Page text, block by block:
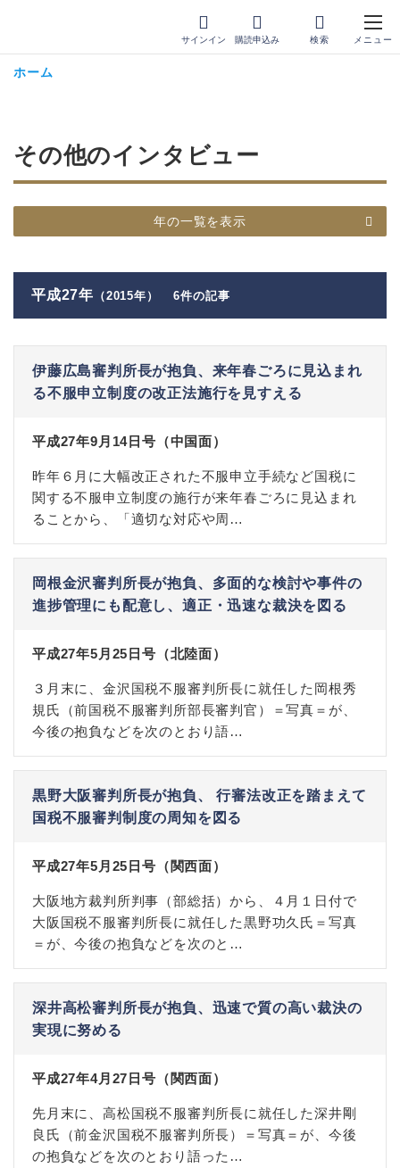
サインイン 購読申込み
ホーム
その他のインタビュー
年の一覧を表示
平成27年 （2015年） 6件の記事
伊藤広島審判所長が抱負、来年春ごろに見込まれ
る不服申立制度の改正法施行を見すえる
平成27年9月14日号（中国面）
昨年６月に大幅改正された不服申立手続など国税に
関する不服申立制度の施行が来年春ごろに見込まれ
ることから、「適切な対応や周…
岡根金沢審判所長が抱負、多面的な検討や事件の
進捗管理にも配意し、適正・迅速な裁決を図る
平成27年5月25日号（北陸面）
３月末に、金沢国税不服審判所長に就任した岡根秀
規氏（前国税不服審判所部長審判官）＝写真＝が、
今後の抱負などを次のとおり語…
黒野大阪審判所長が抱負、 行審法改正を踏まえて
国税不服審判制度の周知を図る
平成27年5月25日号（関西面）
大阪地方裁判所判事（部総括）から、４月１日付で
大阪国税不服審判所長に就任した黒野功久氏＝写真
＝が、今後の抱負などを次のと…
深井高松審判所長が抱負、迅速で質の高い裁決の
実現に努める
平成27年4月27日号（関西面）
先月末に、高松国税不服審判所長に就任した深井剛
良氏（前金沢国税不服審判所長）＝写真＝が、今後
の抱負などを次のとおり語った…